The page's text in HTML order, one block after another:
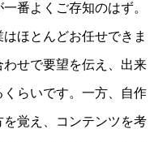
番よくご存知のはず。
ほとんどお任せできま
せで要望を伝え、出来
くらいです。一方、自作
覚え、コンテンツを考